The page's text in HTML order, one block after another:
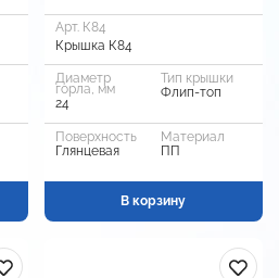
Арт. К84
Крышка К84
Диаметр
горла, мм
24
Тип крышки
Флип-топ
Поверхность
Глянцевая
Материал
ПП
В корзину